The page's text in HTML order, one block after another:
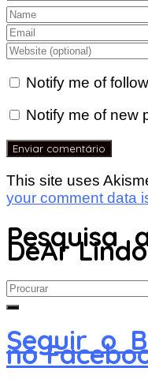
Notify me of
Notify me of new
This site uses
your comment data
Pesquisa
DeAr Lindo
Search
for:
Seguir o
no